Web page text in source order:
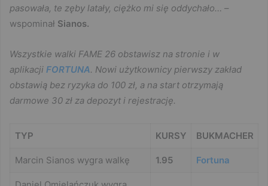
pasowała, te zęby latały, ciężko mi się oddychało… –
wspominał Sianos.
Wszystkie walki FAME 26 obstawisz na stronie i w
aplikacji FORTUNA. Nowi użytkownicy pierwszy zakład
obstawią bez ryzyka do 100 zł, a na start otrzymają
darmowe 30 zł za depozyt i rejestrację.
TYP KURSY BUKMACHER
Marcin Sianos wygra walkę 1.95 Fortuna